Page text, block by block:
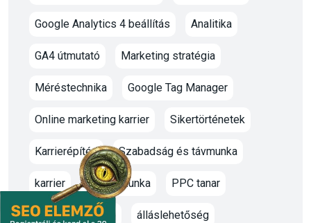
Google Analytics 4 beállítás Analitika
GA4 útmutató Marketing stratégia
Méréstechnika Google Tag Manager
Online marketing karrier Sikertörténetek
Karrierépítés Szabadság és távmunka
karrier oktato munka PPC tanar
marketing oktató álláslehetőség